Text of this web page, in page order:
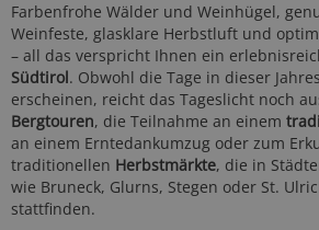
Farbenfrohe Wälder und Weinhügel,
Weinfeste, glasklare Herbstluft und
– all das verspricht Ihnen ein
Südtirol. Obwohl die Tage in dieser
erscheinen, reicht das Tageslicht noch
Bergtouren, die Teilnahme an einem
an einem Erntedankumzug oder zum
traditionellen Herbstmärkte, die in
wie Bruneck, Glurns, Stegen oder St.
stattfinden.